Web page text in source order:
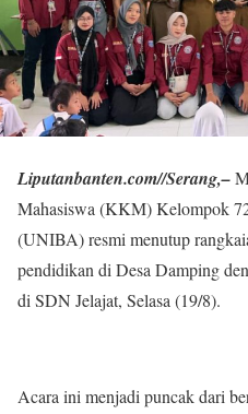
Liputanbanten.com//Serang,–
Mahasiswa (KKM) Kelompok
(UNIBA) resmi menutup
pendidikan di Desa Damping
di SDN Jelajat, Selasa (19/8).
Acara ini menjadi puncak dari